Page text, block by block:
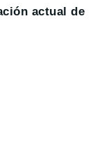
actual de